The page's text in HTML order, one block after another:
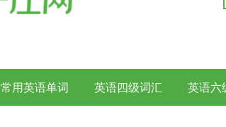
常用英语单词 英语四级词汇 英语六